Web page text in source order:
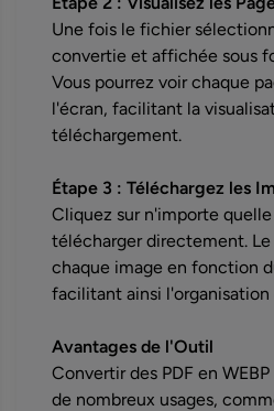
Une fois le fichier
convertie et affichée sous
Vous pourrez voir chaque
l'écran, facilitant la
téléchargement.
Étape 3 : Téléchargez les
Cliquez sur n'importe
télécharger directement.
chaque image en fonction
facilitant ainsi l'organisation
Avantages de l'Outil
Convertir des PDF en
de nombreux usages,